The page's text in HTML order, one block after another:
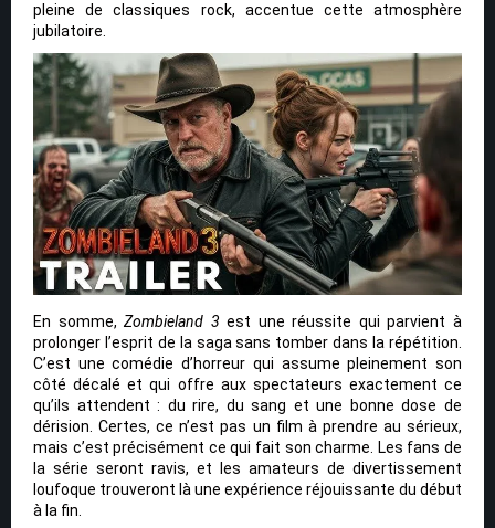
pleine de classiques rock, accentue cette atmosphère
jubilatoire.
En somme,Zombieland 3 est une réussite qui parvient à
prolonger l’esprit de la saga sans tomber dans la répétition.
C’est une comédie d’horreur qui assume pleinement son
côté décalé et qui offre aux spectateurs exactement ce
qu’ils attendent : du rire, du sang et une bonne dose de
dérision. Certes, ce n’est pas un film à prendre au sérieux,
mais c’est précisément ce qui fait son charme. Les fans de
la série seront ravis, et les amateurs de divertissement
loufoque trouveront là une expérience réjouissante du début
à la fin.